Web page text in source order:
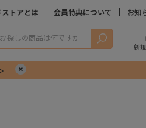
トアとは 会員特典について お知
検索
新